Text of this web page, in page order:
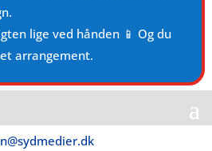
lige ved hånden 📱 Og du
arrangement.